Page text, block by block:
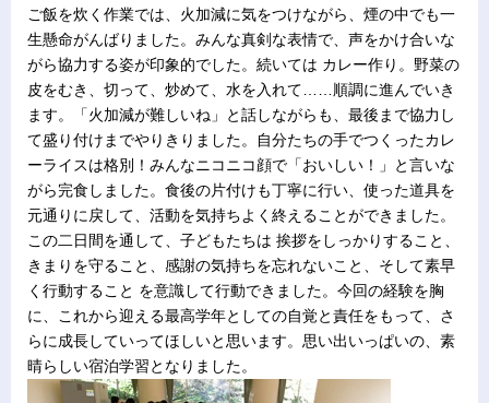
ご飯を炊く作業では、火加減に気をつけながら、煙の中でも一
生懸命がんばりました。みんな真剣な表情で、声をかけ合いな
がら協力する姿が印象的でした。続いては カレー作り。野菜の
皮をむき、切って、炒めて、水を入れて……順調に進んでいき
ます。「火加減が難しいね」と話しながらも、最後まで協力し
て盛り付けまでやりきりました。自分たちの手でつくったカレ
ーライスは格別！みんなニコニコ顔で「おいしい！」と言いな
がら完食しました。食後の片付けも丁寧に行い、使った道具を
元通りに戻して、活動を気持ちよく終えることができました。
この二日間を通して、子どもたちは 挨拶をしっかりすること、
きまりを守ること、感謝の気持ちを忘れないこと、そして素早
く行動すること を意識して行動できました。今回の経験を胸
に、これから迎える最高学年としての自覚と責任をもって、さ
らに成長していってほしいと思います。思い出いっぱいの、素
晴らしい宿泊学習となりました。